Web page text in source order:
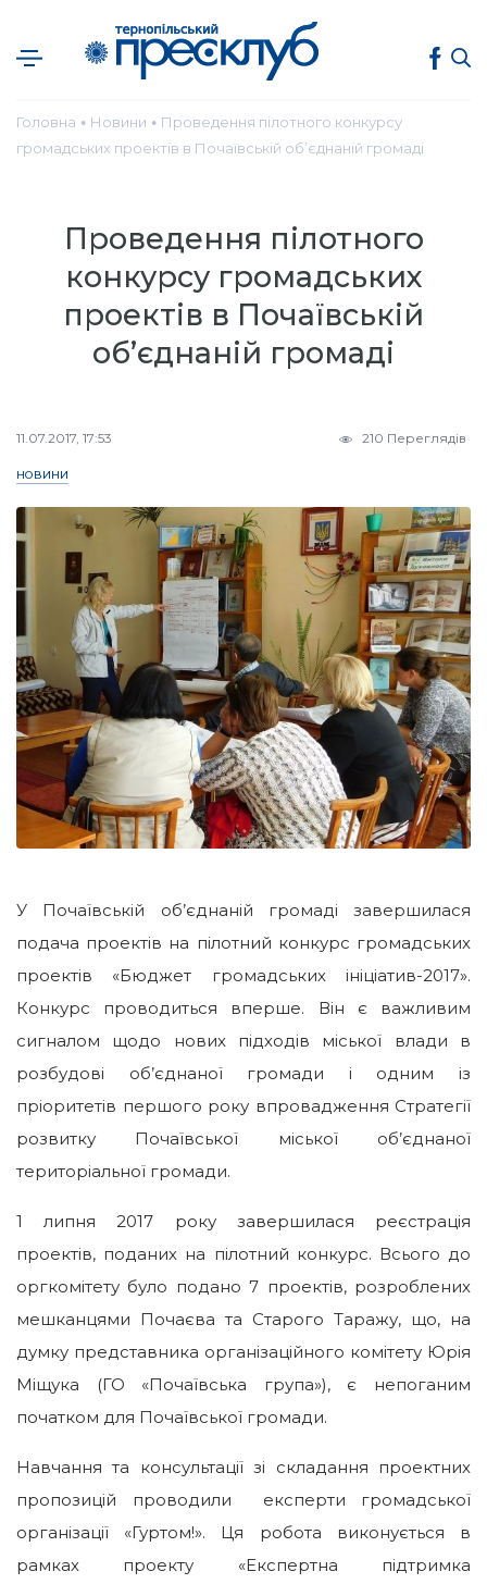
Головна ● Новини ● Проведення пілотного конкурсу
громадських проектів в Почаївській об’єднаній громаді
Проведення пілотного
конкурсу громадських
проектів в Почаївській
об’єднаній громаді
11.07.2017, 17:53 210 Переглядів
НОВИНИ
У Почаївській об’єднаній громаді завершилася
подача проектів на пілотний конкурс громадських
проектів «Бюджет громадських ініціатив-2017».
Конкурс проводиться вперше. Він є важливим
сигналом щодо нових підходів міської влади в
розбудові об’єднаної громади і одним із
пріоритетів першого року впровадження Стратегії
розвитку Почаївської міської об’єднаної
територіальної громади.
1 липня 2017 року завершилася реєстрація
проектів, поданих на пілотний конкурс. Всього до
оргкомітету було подано 7 проектів, розроблених
мешканцями Почаєва та Старого Таражу, що, на
думку представника організаційного комітету Юрія
Міщука (ГО «Почаївська група»), є непоганим
початком для Почаївської громади.
Навчання та консультації зі складання проектних
пропозицій проводили експерти громадської
організації «Гуртом!». Ця робота виконується в
рамках проекту «Експертна підтримка